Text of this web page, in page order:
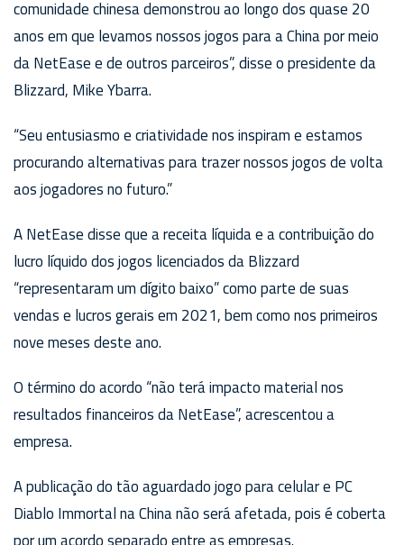
comunidade chinesa demonstrou ao longo dos quase 20
anos em que levamos nossos jogos para a China por meio
da NetEase e de outros parceiros”, disse o presidente da
Blizzard, Mike Ybarra.
“Seu entusiasmo e criatividade nos inspiram e estamos
procurando alternativas para trazer nossos jogos de volta
aos jogadores no futuro.”
A NetEase disse que a receita líquida e a contribuição do
lucro líquido dos jogos licenciados da Blizzard
“representaram um dígito baixo” como parte de suas
vendas e lucros gerais em 2021, bem como nos primeiros
nove meses deste ano.
O término do acordo “não terá impacto material nos
resultados financeiros da NetEase”, acrescentou a
empresa.
A publicação do tão aguardado jogo para celular e PC
Diablo Immortal na China não será afetada, pois é coberta
por um acordo separado entre as empresas.